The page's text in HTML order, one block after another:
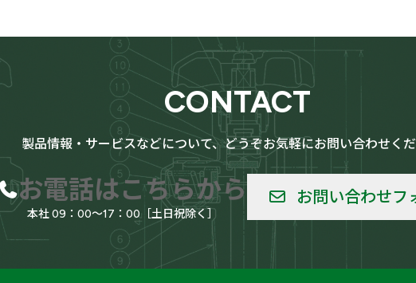
LPG（高圧ガス）設備用
バルク供給用
サニタリー 醸造機器
CONTACT
製品情報・サービスなどについて、どうぞお気軽にお問い合わせくだ
お電話はこちらから
本社 09：00～17：00［土日祝除く］
お問い合わせフ